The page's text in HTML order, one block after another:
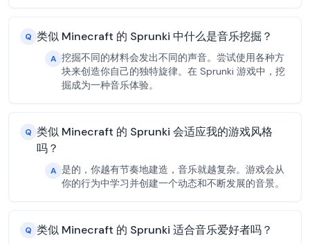
Q 类似 Minecraft 的 Sprunki 中什么是音乐挖掘？
A 挖掘不同的材料会发出不同的声音。尝试使用各种方
块来创造你自己的独特旋律。在 Sprunki 游戏中，挖
掘成为一种音乐体验。
Q 类似 Minecraft 的 Sprunki 会适应我的游戏风格
吗？
A 是的，你越有节奏地建造，音乐就越复杂。游戏会从
你的行为中学习并创建一个动态和不断发展的音景。
Q 类似 Minecraft 的 Sprunki 适合音乐爱好者吗？